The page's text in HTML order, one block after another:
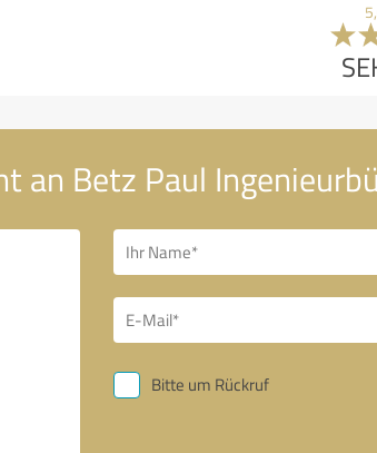
an Betz Paul
Bitte um Rückruf